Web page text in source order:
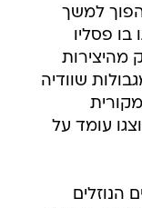
למשך
בו פסליו
מהיצירות
שוודיה
עומד על
הנוזלים